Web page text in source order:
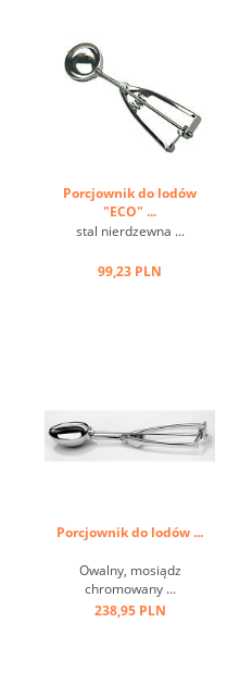
Porcjownik do lodów
"ECO" ...
stal nierdzewna ...
99,23 PLN
Porcjownik do lodów ...
Owalny, mosiądz
chromowany ...
238,95 PLN